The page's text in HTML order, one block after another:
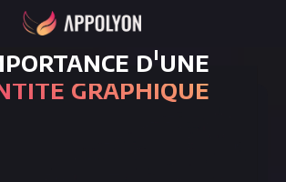
d'une
graphique